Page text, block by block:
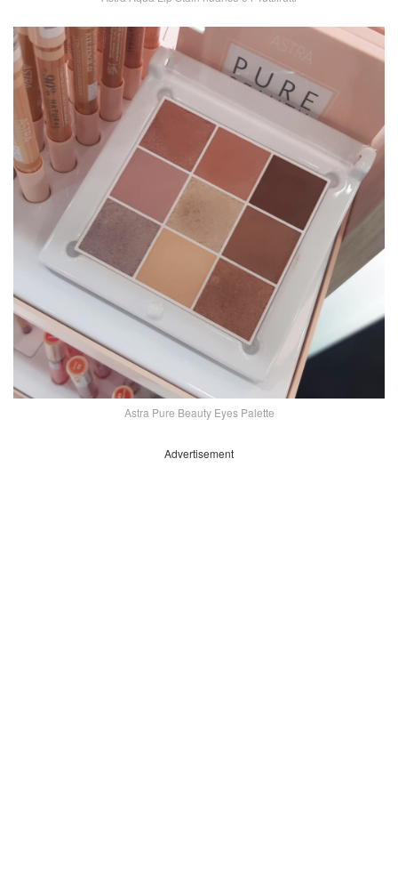
Astra Pure Beauty Eyes Palette
Advertisement